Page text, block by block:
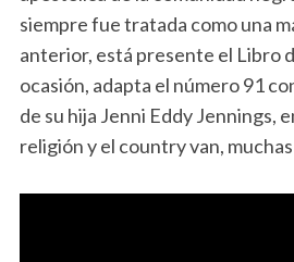
siempre fue tratada como una
anterior, está presente el Libro
ocasión, adapta el número 91
de su hija Jenni Eddy Jennings,
religión y el country van,